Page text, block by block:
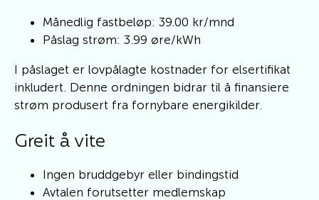
Månedlig fastbeløp: 39.00 kr/mnd
Påslag strøm: 3.99 øre/kWh
I påslaget er lovpålagte kostnader for elsertifikat
inkludert. Denne ordningen bidrar til å finansiere
strøm produsert fra fornybare energikilder.
Greit å vite
Ingen bruddgebyr eller bindingstid
Avtalen forutsetter medlemskap